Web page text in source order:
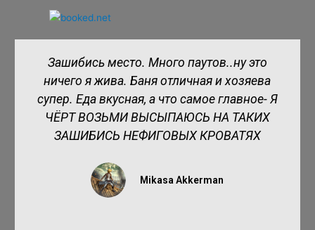
Отличное место для любителей рыбалки.
Были в 2018 и собираемся вновь в этом
году. Только положительные эмоции
Ангелина С